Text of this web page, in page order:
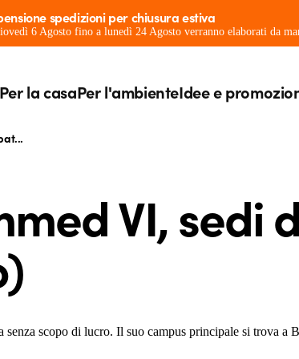
spedizioni per chiusura estiva
6 Agosto fino a lunedì 24 Agosto verranno elaborati da
la casaPer l'ambienteIdee e
VI, sedi
scopo di lucro. Il suo campus principale si trova a